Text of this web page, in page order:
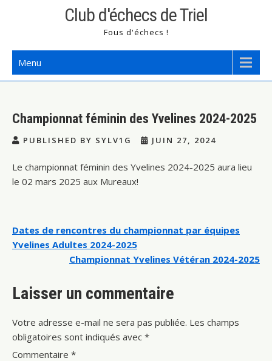
Club d'échecs de Triel
Fous d'échecs !
Menu
Championnat féminin des Yvelines 2024-2025
PUBLISHED BY SYLV1G JUIN 27, 2024
Le championnat féminin des Yvelines 2024-2025 aura lieu
le 02 mars 2025 aux Mureaux!
Navigation
de
Dates de rencontres du championnat par équipes
Yvelines Adultes 2024-2025
Championnat Yvelines Vétéran 2024-2025
Laisser un commentaire
Votre adresse e-mail ne sera pas publiée. Les champs
obligatoires sont indiqués avec *
Commentaire *